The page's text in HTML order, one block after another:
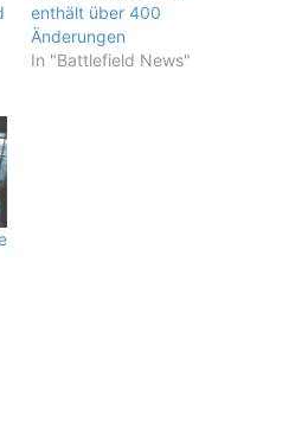
enthält über 400
Änderungen
In "Battlefield News"